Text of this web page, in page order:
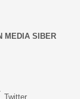
MEDIA SIBER
Twitter